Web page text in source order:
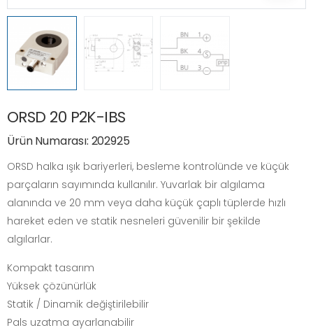
ORSD 20 P2K-IBS
Ürün Numarası: 202925
ORSD halka ışık bariyerleri, besleme kontrolünde ve küçük
parçaların sayımında kullanılır. Yuvarlak bir algılama
alanında ve 20 mm veya daha küçük çaplı tüplerde hızlı
hareket eden ve statik nesneleri güvenilir bir şekilde
algılarlar.
Kompakt tasarım
Yüksek çözünürlük
Statik / Dinamik değiştirilebilir
Pals uzatma ayarlanabilir